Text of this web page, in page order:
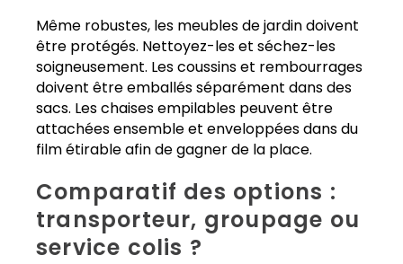
Même robustes, les meubles de jardin doivent
être protégés. Nettoyez-les et séchez-les
soigneusement. Les coussins et rembourrages
doivent être emballés séparément dans des
sacs. Les chaises empilables peuvent être
attachées ensemble et enveloppées dans du
film étirable afin de gagner de la place.
Comparatif des options :
transporteur, groupage ou
service colis ?